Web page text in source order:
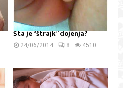
Šta je “štrajk” dojenja?
24/06/2014 8 4510